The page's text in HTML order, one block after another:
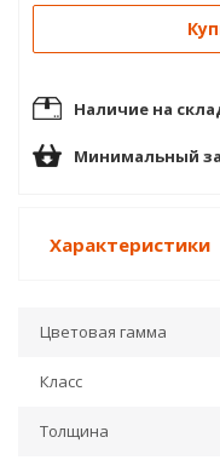
Наличие на
Минимальный
Характеристики
Цветовая гамма
Класс
Толщина